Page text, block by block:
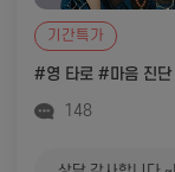
기간특가
#영 타로 #마음 진단
148